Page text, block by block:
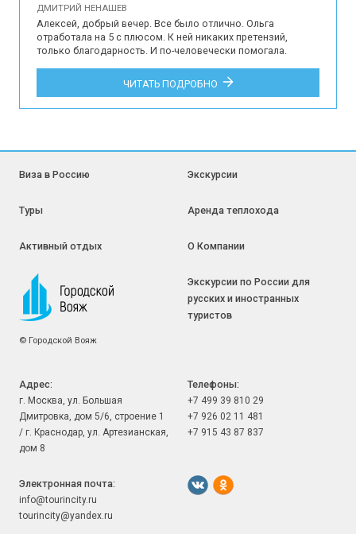
ДМИТРИЙ НЕНАШЕВ
Алексей, добрый вечер. Все было отлично. Ольга
отработала на 5 с плюсом. К ней никаких претензий,
только благодарность. И по-человечески помогала.
уровне, я не придирчив, как многие, к ерунде не стал бы
придираться, но по мне даже ерунды не было. Это про все
отработал на 146%, как говорится. Так что приятно было
ЧИТАТЬ ПОДРОБНО
Виза в Россию Экскурсии
Туры Аренда теплохода
Активный отдых О Компании
© Городской Вояж
Экскурсии по России для
русских и иностранных
туристов
Адрес:
г. Москва, ул. Большая
Дмитровка, дом 5/6, строение 1
/ г. Краснодар, ул. Артезианская,
дом 8
Телефоны:
+7 499 39 810 29
+7 926 02 11 481
+7 915 43 87 837
Электронная почта:
info@tourincity.ru
tourincity@yandex.ru